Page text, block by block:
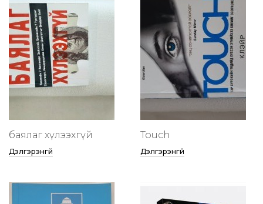
баялаг хүлээхгүй
Дэлгэрэнгүй
Touch
Дэлгэрэнгүй